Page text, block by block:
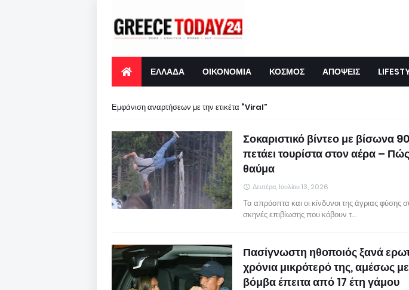
ΕΛΛΑΔΑ ΟΙΚΟΝΟΜΙΑ ΚΟΣΜΟΣ ΑΠΟΨΕΙΣ
Εμφάνιση αναρτήσεων με την ετικέτα Viral
Σοκαριστικό βίντεο με βίσωνα
πετάει τουρίστα στον αέρα –
θαύμα
Δευτέρα, Ιουλίου 13, 2026
Τα απρόοπτα και οι κίνδυνοι της άγριας φύσης
σκηνές επιβίωσης που κόβουν τ…
Πασίγνωστη ηθοποιός ξανά
χρόνια μικρότερό της, αμέσως
βόμβα έπειτα από 17 έτη γάμου